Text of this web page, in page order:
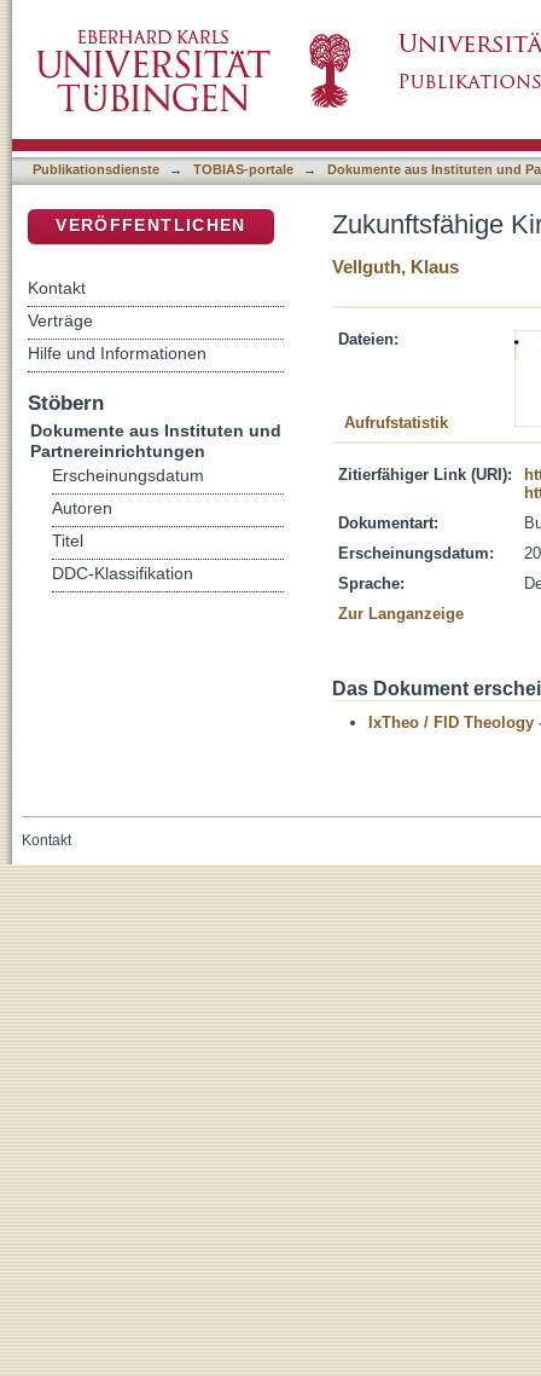
Publikationsdienste → TOBIAS-portale → Dokumente aus Instituten und
Zukunftsfähige
Vellguth, Klaus
Dateien:
Aufrufstatistik
Zitierfähiger Link (URI):
Dokumentart:
Erscheinungsdatum:
Sprache:
Zur Langanzeige
Das Dokument
IxTheo / FID Theology
VERÖFFENTLICHEN
Kontakt
Verträge
Hilfe und Informationen
Stöbern
Dokumente aus Instituten und
Partnereinrichtungen
Erscheinungsdatum
Autoren
Titel
DDC-Klassifikation
Kontakt